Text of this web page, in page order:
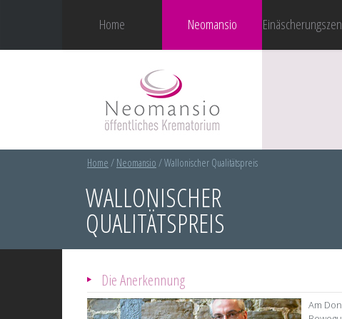
Home Neomansio
Home / Neomansio /Wallonischer Qualitätspreis
WALLONISCHER
QUALITÄTSPREIS
Die Anerkennung
Am